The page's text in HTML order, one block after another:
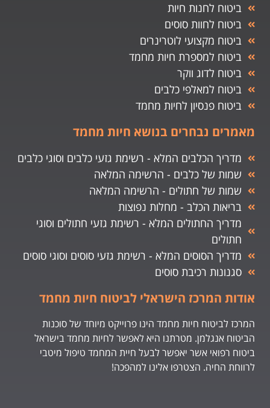
ביטוח לחנות חיות
ביטוח לחוות סוסים
ביטוח מקצועי לוטרינרים
ביטוח למספרת חיות מחמד
ביטוח לדוג ווקר
ביטוח למאלפי כלבים
ביטוח פנסיון לחיות מחמד
מאמרים נבחרים בנושא חיות מחמד
מדריך הכלבים המלא - רשימת גזעי כלבים וסוגי כלבים
שמות של כלבים - הרשימה המלאה
שמות של חתולים - הרשימה המלאה
בריאות הכלב - מחלות נפוצות
מדריך החתולים המלא - רשימת גזעי חתולים וסוגי
חתולים
מדריך הסוסים המלא - רשימת גזעי סוסים וסוגי סוסים
סגנונות רכיבת סוסים
אודות המרכז הישראלי לביטוח חיות מחמד
המרכז לביטוח חיות מחמד הינו פרוייקט מיוחד של סוכנות
הביטוח אנגלמן. מטרתנו היא לאפשר לחיות מחמד בישראל
ביטוח רפואי אשר יאפשר לבעל חיית המחמד טיפול מיטבי
לרווחת החיה. הצטרפו אלינו למהפכה!